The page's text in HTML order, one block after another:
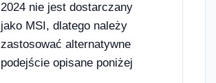
2024 nie jest dostarczany
jako MSI, dlatego należy
zastosować alternatywne
podejście opisane poniżej